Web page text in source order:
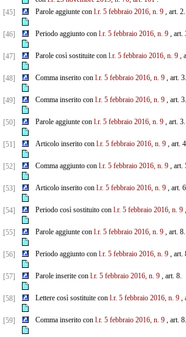
[45]
Parole aggiunte con l.r. 5 febbraio 2016, n. 9, art. 2.
[46] Periodo aggiunto con l.r. 5 febbraio 2016, n. 9, art.
[47] Parole così sostituite con l.r. 5 febbraio 2016, n. 9,
[48] Comma inserito con l.r. 5 febbraio 2016, n. 9, art. 3.
[49] Comma inserito con l.r. 5 febbraio 2016, n. 9, art. 3.
[50] Parole aggiunte con l.r. 5 febbraio 2016, n. 9, art. 3.
[51] Articolo inserito con l.r. 5 febbraio 2016, n. 9, art.
[52] Comma aggiunto con l.r. 5 febbraio 2016, n. 9, art.
[53] Articolo inserito con l.r. 5 febbraio 2016, n. 9, art.
[54] Periodo così sostituito con l.r. 5 febbraio 2016, n. 9,
[55] Parole aggiunte con l.r. 5 febbraio 2016, n. 9, art. 8.
[56] Periodo aggiunto con l.r. 5 febbraio 2016, n. 9, art.
[57] Parole inserite con l.r. 5 febbraio 2016, n. 9, art. 8.
[58] Lettere così sostituite con l.r. 5 febbraio 2016, n. 9,
[59] Comma inserito con l.r. 5 febbraio 2016, n. 9, art. 8.